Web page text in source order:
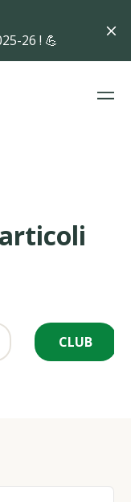
26 ! 💪
CLUB